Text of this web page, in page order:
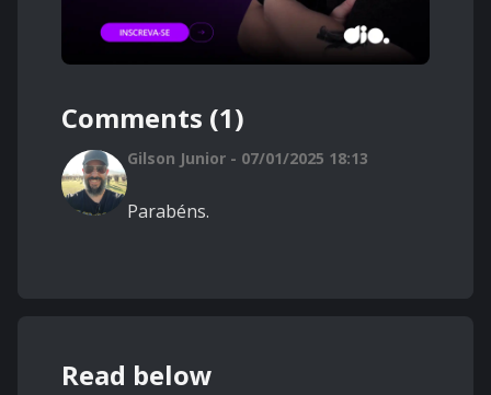
Comments (1)
Gilson Junior - 07/01/2025 18:13
Parabéns.
Read below